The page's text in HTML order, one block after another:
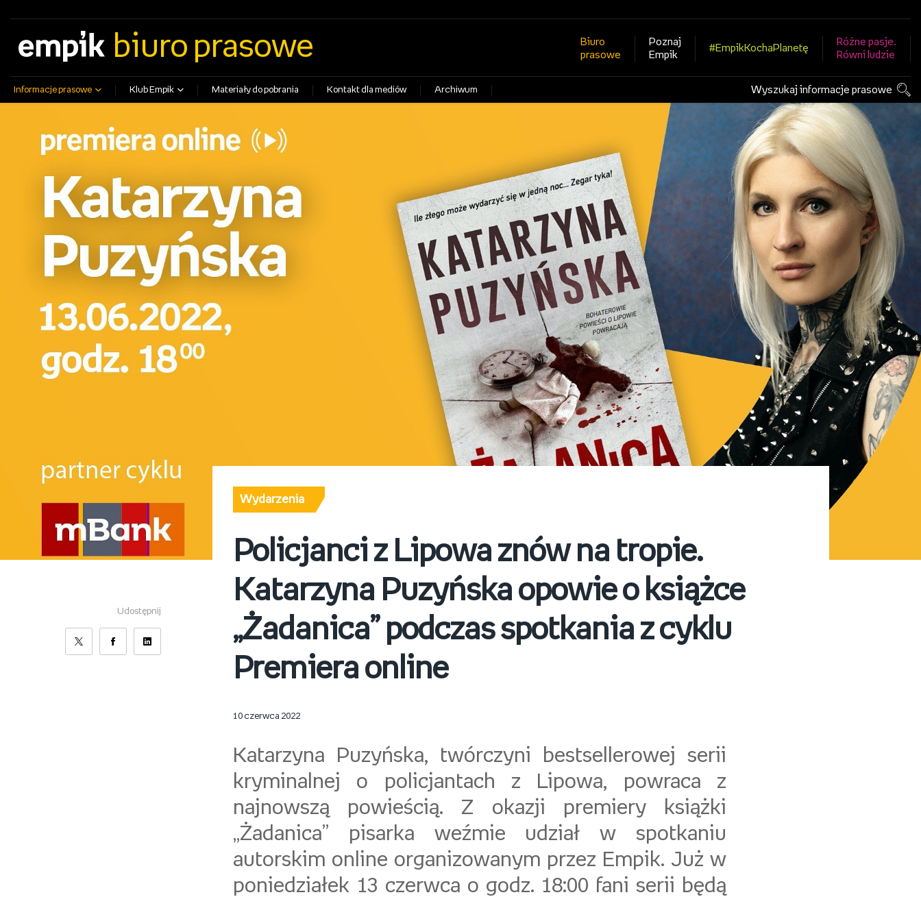
biuro prasowe
Biuro
prasowe
Poznaj
Empik
#EmpikKochaPlanetę
Różne pasje.
Równi ludzie
Informacje prasowe Klub Empik Materiały do pobrania Kontakt dla mediów Archiwum Wyszukaj informacje prasowe
Udostępnij
Wydarzenia
Policjanci z Lipowa znów na tropie.
Katarzyna Puzyńska opowie o książce
„Żadanica” podczas spotkania z cyklu
Premiera online
10 czerwca 2022
Katarzyna Puzyńska, twórczyni bestsellerowej serii
kryminalnej o policjantach z Lipowa, powraca z
najnowszą powieścią. Z okazji premiery książki
„Żadanica” pisarka weźmie udział w spotkaniu
autorskim online organizowanym przez Empik. Już w
poniedziałek 13 czerwca o godz. 18:00 fani serii będą